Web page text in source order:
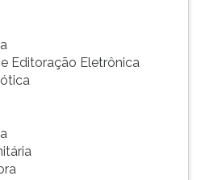
Editoração Eletrônica